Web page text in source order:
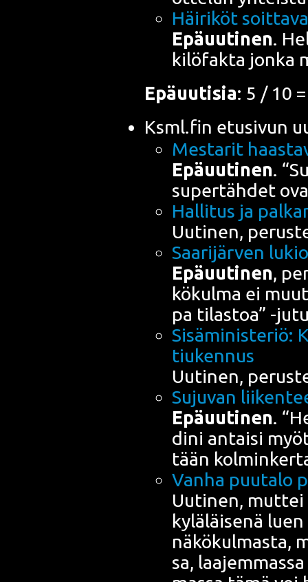
Häi­ri­köt
Epä­uu­ti­nen.
ki­lö­fak­ta jon­ka
Epä­uu­ti­sia: 5 / 10
Ksml.fin etusi­vun
Mes­ta­rit
Epä­uu­ti­nen.
super­täh­det
Hal­li­tus ja
Uuti­nen,
Saa­ri­jär­ven
Epä­uu­ti­nen,
kö­kul­ma ei
pa tilas­toa” -
Sisä­mi­nis­te­riö:
tiukennus
Uuti­nen,
Suju­van
Epä­uu­ti­nen.
di­ni antai­si
tään
Van­ha puu­ta­lo
Uuti­nen,
ky­lä­läi­se­nä
näkö­kul­mas­ta,
sa,